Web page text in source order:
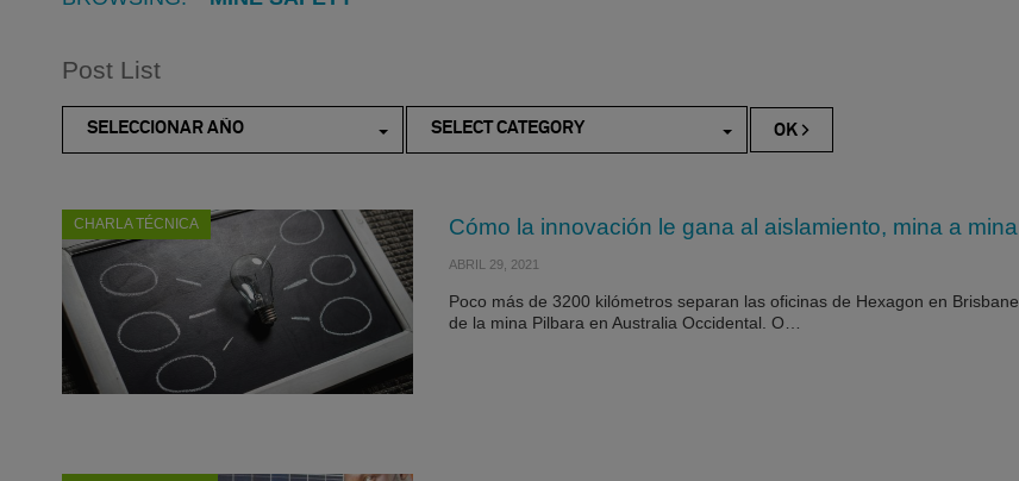
Post List
SELECCIONAR AÑO SELECT CATEGORY
CHARLA TÉCNICA Cómo la innovación le gana al aislamiento, mina a mina
ABRIL 29, 2021
Poco más de 3200 kilómetros separan las oficinas de Hexagon en Brisbane
de la mina Pilbara en Australia Occidental. O…